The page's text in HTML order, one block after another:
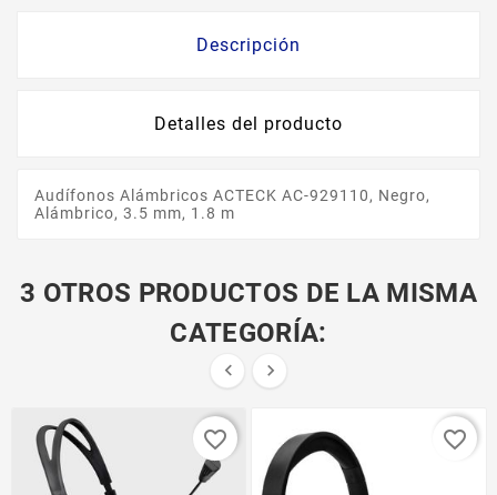
Descripción
Detalles del producto
Audífonos Alámbricos ACTECK AC-929110, Negro,
Alámbrico, 3.5 mm, 1.8 m
3 OTROS PRODUCTOS DE LA MISMA
CATEGORÍA:
 
favorite_border favorite_border